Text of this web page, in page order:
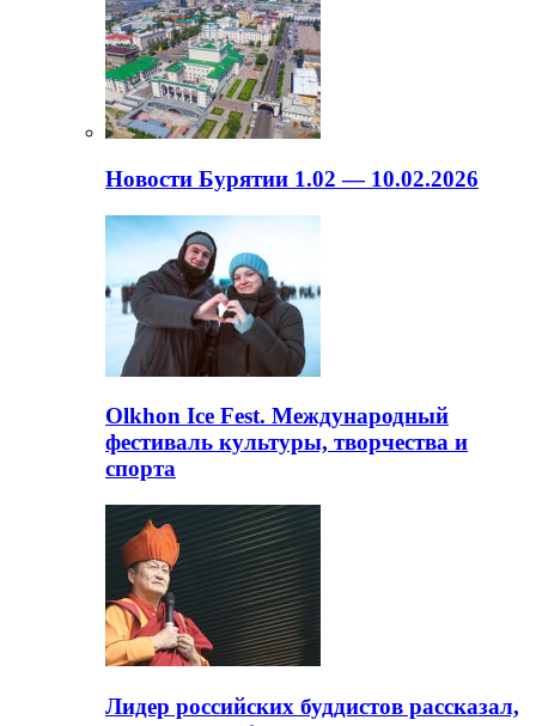
Новости Бурятии 1.02 — 10.02.2026
Olkhon Ice Fest. Международный
фестиваль культуры, творчества и
спорта
Лидер российских буддистов рассказал,